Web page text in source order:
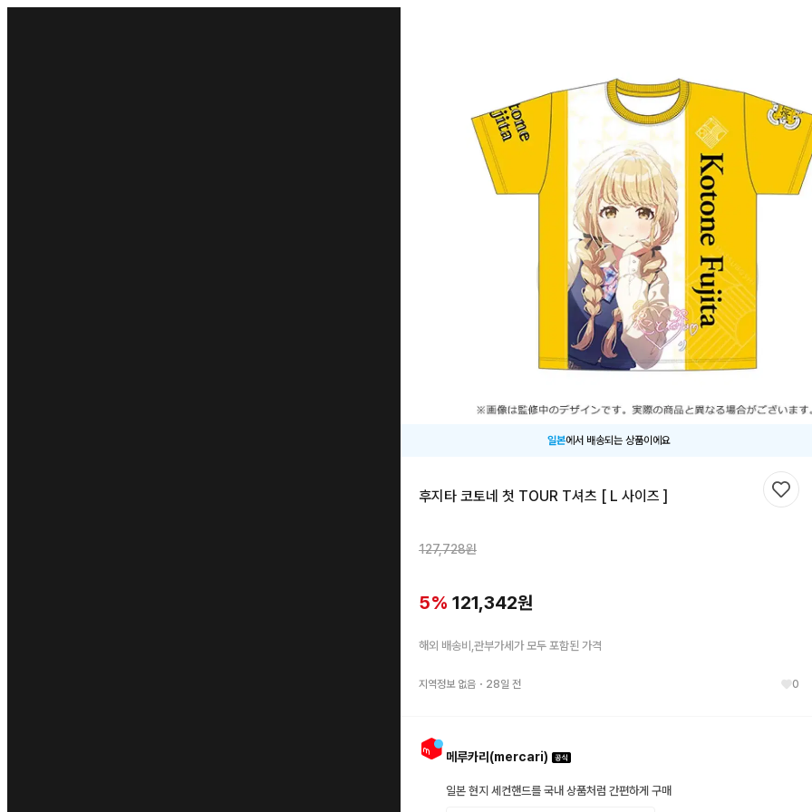
일본에서 배송되는 상품이에요
후지타 코토네 첫 TOUR T셔츠 [ L 사이즈 ]
127,728원
5% 121,342원
해외 배송비,관부가세가 모두 포함된 가격
지역정보 없음 ・ 28일 전 0
메루카리(mercari)
일본 현지 세컨핸드를 국내 상품처럼 간편하게 구매
찜하